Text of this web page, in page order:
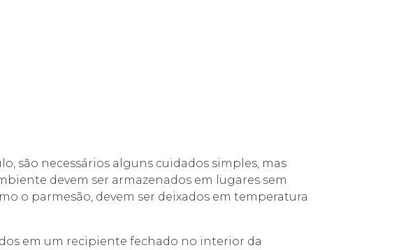
são necessários alguns cuidados simples, mas
devem ser armazenados em lugares sem
o parmesão, devem ser deixados em temperatura
em um recipiente fechado no interior da